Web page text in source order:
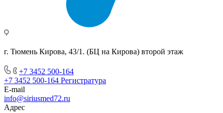
г. Тюмень Кирова, 43/1. (БЦ на Кирова) второй этаж
+7 3452 500-164
+7 3452 500-164 Регистратура
E-mail
info@siriusmed72.ru
Адрес